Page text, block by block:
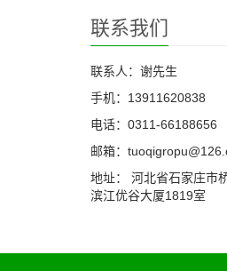
联系我们
联系人：谢先生
手机：13911620838
电话：0311-66188656
邮箱：
地址： 河北省石家庄市
滨江优谷大厦1819室